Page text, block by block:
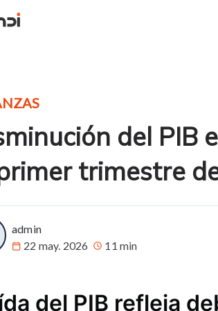
del PIB
trimestre
admin
22 may. 2026
11 min
del PIB refleja